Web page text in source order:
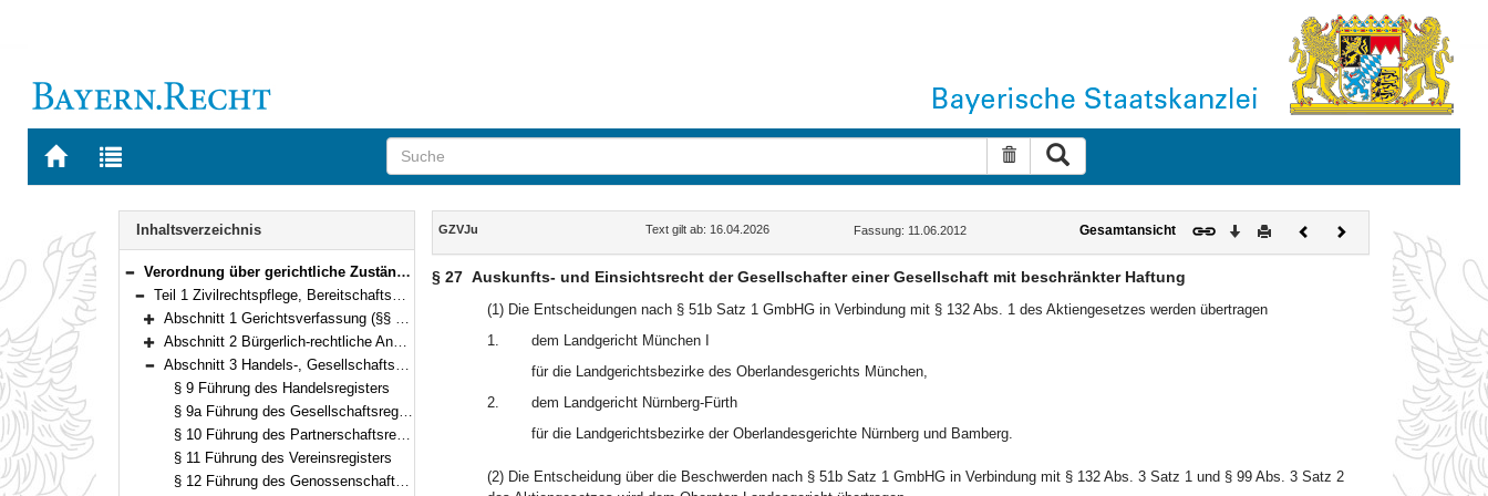
Zur
BAYERN.RECHT
Zur
letzten
Suche zurücksetzen
Navigation
Inhaltsverzeichnis
Bereich reduzieren
Verordnung über gerichtliche Zuständigkeiten im Bereich des Staatsministeriums der Justiz (Gerichtliche Zuständigkeitsverordnung Justiz – GZVJu) Vom 11. Juni 2012 (GVBl. S. 295) BayRS 300-3-1-J (§§ 1–62)
Bereich reduzieren
Teil 1 Zivilrechtspflege, Bereitschaftsdienst und Hinterlegung (§§ 1–53)
Bereich erweitern
Abschnitt 1 Gerichtsverfassung (§§ 1–3)
Bereich erweitern
Abschnitt 2 Bürgerlich-rechtliche Angelegenheiten (§§ 4–8a)
Bereich reduzieren
Abschnitt 3 Handels-, Gesellschafts-, Wettbewerbs- und Wertpapierrecht (§§ 9–37)
§ 9 Führung des Handelsregisters
§ 9a Führung des Gesellschaftsregisters
§ 10 Führung des Partnerschaftsregisters
§ 11 Führung des Vereinsregisters
§ 12 Führung des Genossenschaftsregisters
Inhalt
GZVJu Text gilt ab: 16.04.2026 Fassung: 11.06.2012 Gesamtansicht Download
DruckenVorherigesNächstes
Dokument
§ 27 Auskunfts- und Einsichtsrecht der Gesellschafter einer Gesellschaft mit beschränkter Haftung
(1) Die Entscheidungen nach § 51b Satz 1 GmbHG in Verbindung mit § 132 Abs. 1 des Aktiengesetzes werden übertragen
1.
dem Landgericht München I
für die Landgerichtsbezirke des Oberlandesgerichts München,
2.
dem Landgericht Nürnberg-Fürth
für die Landgerichtsbezirke der Oberlandesgerichte Nürnberg und Bamberg.
(2) Die Entscheidung über die Beschwerden nach § 51b Satz 1 GmbHG in Verbindung mit § 132 Abs. 3 Satz 1 und § 99 Abs. 3 Satz 2